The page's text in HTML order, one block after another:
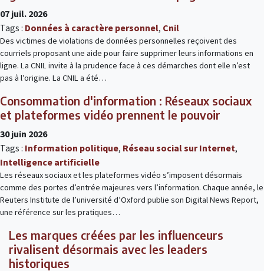
07 juil. 2026
Tags : Données à caractère personnel, Cnil
Des victimes de violations de données personnelles reçoivent des
courriels proposant une aide pour faire supprimer leurs informations en
ligne. La CNIL invite à la prudence face à ces démarches dont elle n’est
pas à l’origine. La CNIL a été…
Consommation d'information : Réseaux sociaux
et plateformes vidéo prennent le pouvoir
30 juin 2026
Tags : Information politique, Réseau social sur Internet,
Intelligence artificielle
Les réseaux sociaux et les plateformes vidéo s’imposent désormais
comme des portes d’entrée majeures vers l’information. Chaque année, le
Reuters Institute de l’université d’Oxford publie son Digital News Report,
une référence sur les pratiques…
Les marques créées par les influenceurs
rivalisent désormais avec les leaders
historiques